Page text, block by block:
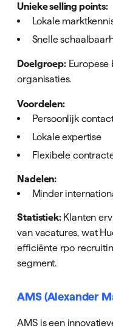
Unieke selling points:
Lokale
Snelle
Doelgroep:Europese
organisaties.
Voordelen:
Persoonlijk
Lokale expertise
Flexibele
Nadelen:
Minder
Statistiek:Klanten
van vacatures, wat
efficiënte rpo
segment.
AMS (Alexander
AMS is een